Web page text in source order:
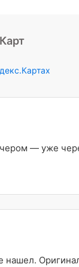
— уже
нашел.